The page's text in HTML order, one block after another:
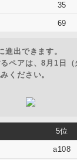
35
69
進出できます。
ペアは、8月1日（
ください。
5位
a108